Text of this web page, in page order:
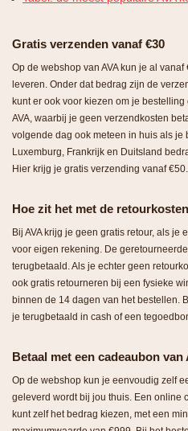
Gratis verzenden vanaf €30
Op de webshop van AVA kun je al
leveren. Onder dat bedrag zijn de
kunt er ook voor kiezen om je
AVA, waarbij je geen verzendkosten
volgende dag ook meteen in huis als je
Luxemburg, Frankrijk en Duitsland
Hier krijg je gratis verzending vanaf €50.
Hoe zit het met de
Bij AVA krijg je geen gratis retour, als je
voor eigen rekening. De
terugbetaald. Als je echter geen
ook gratis retourneren bij een fysieke
binnen de 14 dagen van het bestellen.
je terugbetaald in cash of een
Betaal met een cadeaubon van
Op de webshop kun je eenvoudig zelf
geleverd wordt bij jou thuis. Een online
kunt zelf het bedrag kiezen, met een